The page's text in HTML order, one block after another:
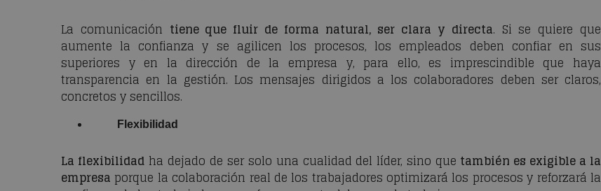
La comunicación tiene que fluir de forma natural, ser clara y directa. Si se quiere que
aumente la confianza y se agilicen los procesos, los empleados deben confiar en sus
superiores y en la dirección de la empresa y, para ello, es imprescindible que haya
transparencia en la gestión. Los mensajes dirigidos a los colaboradores deben ser claros,
concretos y sencillos.
Flexibilidad
La flexibilidadha dejado de ser solo una cualidad del líder, sino que también es exigible a la
empresa porque la colaboración real de los trabajadores optimizará los procesos y reforzará la